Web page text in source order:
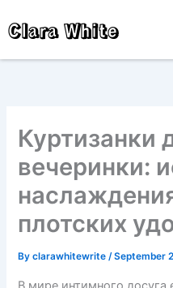
toClara White
Куртизанки
вечеринки:
плотских
Byclarawhitewrite/September